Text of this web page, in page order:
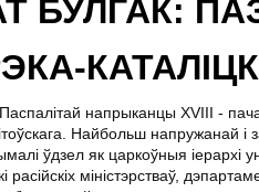
БУЛГАК:
напрыканцы ХVІІІ -
Найбольш напружанай і
ўдзел як царкоўныя іерархі
расійскіх міністэрстваў,